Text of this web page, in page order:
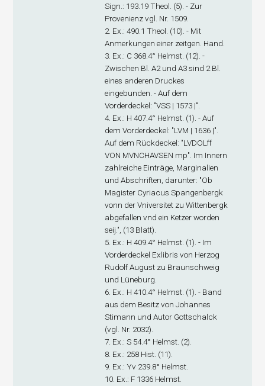
Sign.: 193.19 Theol. (5). - Zur
Provenienz vgl. Nr. 1509.
2. Ex.: 490.1 Theol. (10). - Mit
Anmerkungen einer zeitgen. Hand.
3. Ex.: C 368.4° Helmst. (12). -
Zwischen Bl. A2 und A3 sind 2 Bl.
eines anderen Druckes
eingebunden. - Auf dem
Vorderdeckel: "VSS | 1573 |".
4. Ex.: H 407.4° Helmst. (1). - Auf
dem Vorderdeckel: "LVM | 1636 |".
Auf dem Rückdeckel: "LVDOLff
VON MVNCHAVSEN mp". Im Innern
zahlreiche Einträge, Marginalien
und Abschriften, darunter: "Ob
Magister Cyriacus Spangenbergk
vonn der Vniversitet zu Wittenbergk
abgefallen vnd ein Ketzer worden
seij.", (13 Blatt).
5. Ex.: H 409.4° Helmst. (1). - Im
Vorderdeckel Exlibris von Herzog
Rudolf August zu Braunschweig
und Lüneburg.
6. Ex.: H 410.4° Helmst. (1). - Band
aus dem Besitz von Johannes
Stimann und Autor Gottschalck
(vgl. Nr. 2032).
7. Ex.: S 54.4° Helmst. (2).
8. Ex.: 258 Hist. (11).
9. Ex.: Yv 239.8° Helmst.
10. Ex.: F 1336 Helmst.